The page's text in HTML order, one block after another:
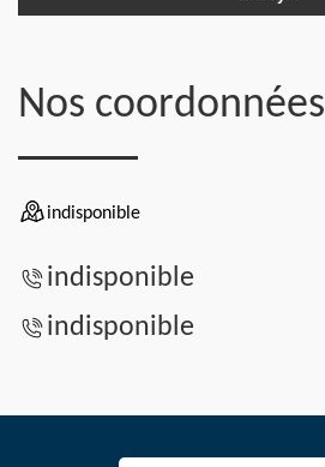
Nos coordonnées
indisponible
indisponible
indisponible